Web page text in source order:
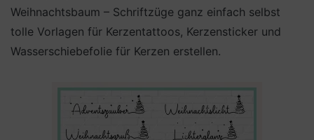
Weihnachtsbaum – Schriftzüge ganz einfach selbst
tolle Vorlagen für Kerzentattoos, Kerzensticker und
Wasserschiebefolie für Kerzen erstellen.